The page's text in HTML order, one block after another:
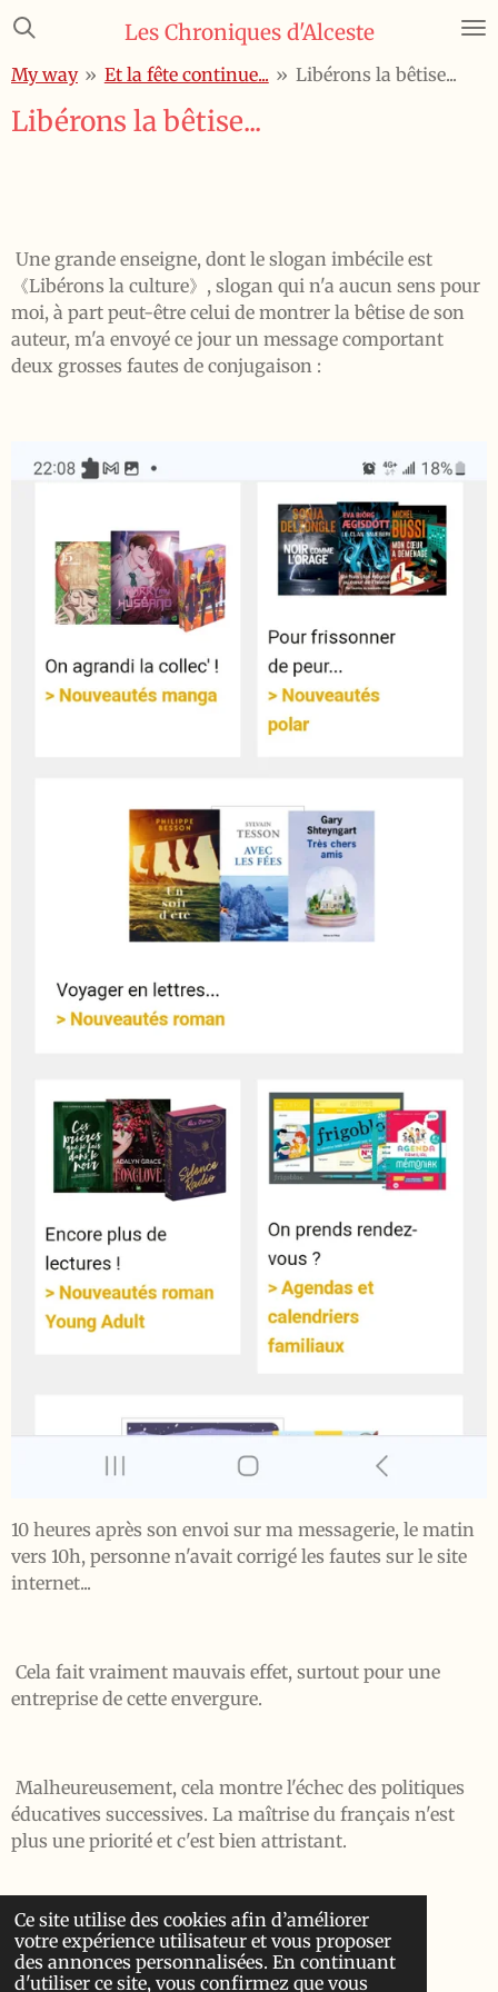
Ce site utilise des cookies afin d’améliorer
votre expérience utilisateur et vous proposer
des annonces personnalisées. En continuant
d'utiliser ce site, vous confirmez que vous
Passer
contenu
principal
Les Chroniques d'Alceste
My way » Et la fête continue... » Libérons la bêtise...
Libérons la bêtise...
Une grande enseigne, dont le slogan imbécile est
《Libérons la culture》, slogan qui n'a aucun sens pour
moi, à part peut-être celui de montrer la bêtise de son
auteur, m'a envoyé ce jour un message comportant
deux grosses fautes de conjugaison :
10 heures après son envoi sur ma messagerie, le matin
vers 10h, personne n'avait corrigé les fautes sur le site
internet...
Cela fait vraiment mauvais effet, surtout pour une
entreprise de cette envergure.
Malheureusement, cela montre l'échec des politiques
éducatives successives. La maîtrise du français n'est
plus une priorité et c'est bien attristant.
Publié le 21 janvier 2024